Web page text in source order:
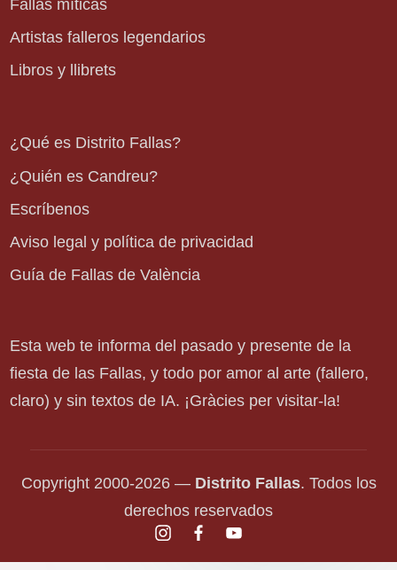
Fallas míticas
Artistas falleros legendarios
Libros y llibrets
¿Qué es Distrito Fallas?
¿Quién es Candreu?
Escríbenos
Aviso legal y política de privacidad
Guía de Fallas de València
Esta web te informa del pasado y presente de la
fiesta de las Fallas, y todo por amor al arte (fallero,
claro) y sin textos de IA. ¡Gràcies per visitar-la!
Copyright 2000-2026 — Distrito Fallas. Todos los
derechos reservados
instagram.com
facebook.com
youtube.com